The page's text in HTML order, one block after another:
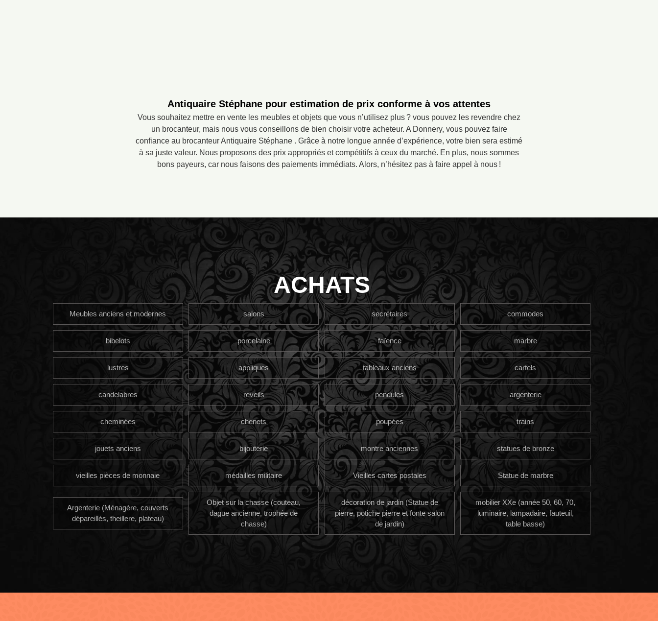
Antiquaire Stéphane pour estimation de prix conforme à vos attentes
Vous souhaitez mettre en vente les meubles et objets que vous n’utilisez plus ? vous pouvez les revendre chez
un brocanteur, mais nous vous conseillons de bien choisir votre acheteur. A Donnery, vous pouvez faire
confiance au brocanteur Antiquaire Stéphane . Grâce à notre longue année d’expérience, votre bien sera estimé
à sa juste valeur. Nous proposons des prix appropriés et compétitifs à ceux du marché. En plus, nous sommes
bons payeurs, car nous faisons des paiements immédiats. Alors, n’hésitez pas à faire appel à nous !
ACHATS
Meubles anciens et modernes salons secrétaires commodes
bibelots porcelaine faïence marbre
lustres appliques tableaux anciens cartels
candelabres reveils pendules argenterie
cheminées chenets poupées trains
jouets anciens bijouterie montre anciennes statues de bronze
vieilles pièces de monnaie médailles militaire Vieilles cartes postales Statue de marbre
Argenterie (Ménagère, couverts
dépareillés, theillere, plateau)
Objet sur la chasse (couteau,
dague ancienne, trophée de
chasse)
décoration de jardin (Statue de
pierre, potiche pierre et fonte salon
de jardin)
mobilier XXe (année 50, 60, 70,
luminaire, lampadaire, fauteuil,
table basse)